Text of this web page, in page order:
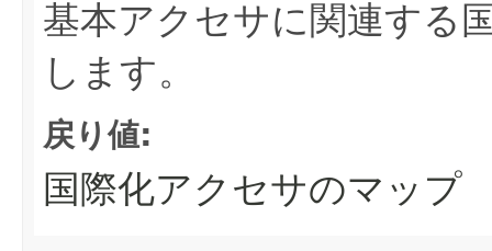
基本アクセサに関連する
します。
戻り値:
国際化アクセサのマップ